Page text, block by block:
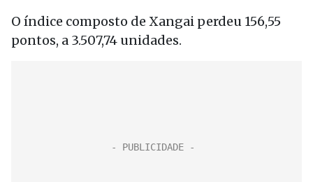
O índice composto de Xangai perdeu 156,55
pontos, a 3.507,74 unidades.